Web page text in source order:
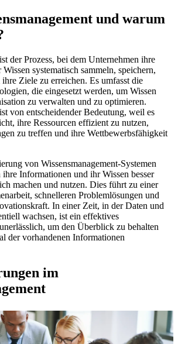
und warum
der Prozess, bei dem Unternehmen ihre
systematisch sammeln, speichern,
Ziele zu erreichen. Es umfasst die
die eingesetzt werden, um Wissen
zu verwalten und zu optimieren.
von entscheidender Bedeutung, weil es
ihre Ressourcen effizient zu nutzen,
zu treffen und ihre Wettbewerbsfähigkeit
von Wissensmanagement-Systemen
Informationen und ihr Wissen besser
machen und nutzen. Dies führt zu einer
schnelleren Problemlösungen und
In einer Zeit, in der Daten und
wachsen, ist ein effektives
um den Überblick zu behalten
der vorhandenen Informationen
im